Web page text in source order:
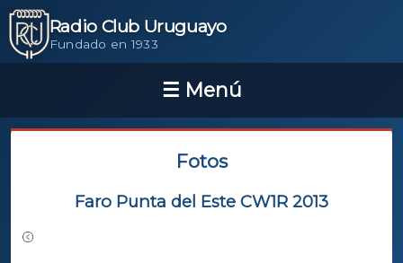
Radio Club Uruguayo
Fundado en 1933
Fotos
Faro Punta del Este CW1R 2013